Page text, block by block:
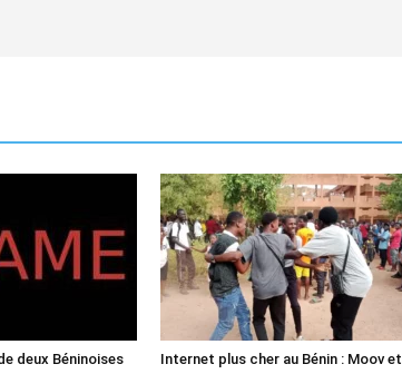
deux Béninoises
Internet plus cher au Bénin : Moov et